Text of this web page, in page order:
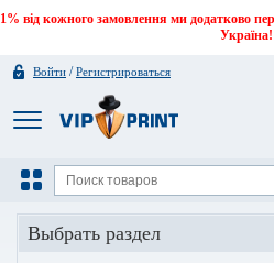
1% від кожного замовлення ми додатково
Україна!
Войти /Регистрироваться
Выбрать раздел